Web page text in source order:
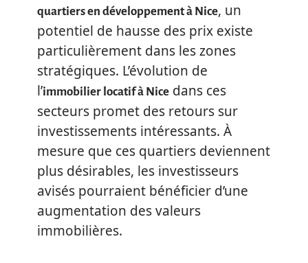
quartiers en développement à Nice, un
potentiel de hausse des prix existe
particulièrement dans les zones
stratégiques. L’évolution de
l’immobilier locatif à Nice dans ces
secteurs promet des retours sur
investissements intéressants. À
mesure que ces quartiers deviennent
plus désirables, les investisseurs
avisés pourraient bénéficier d’une
augmentation des valeurs
immobilières.